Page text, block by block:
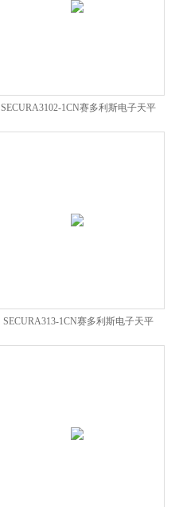
SECURA3102-1CN赛多利斯电子天平
SECURA3102-1CN
SECURA313-1CN赛多利斯电子天平
SECURA313-1CN